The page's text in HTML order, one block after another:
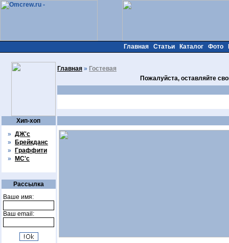
Хип-хоп
» ДЖ'с
»
Брейкданс
»
Граффити
»
МС'с
Рассылка
Ваше имя:
Ваш email:
Главная Статьи Каталог Фото
Главная » Гостевая
Пожалуйста, оставляйте